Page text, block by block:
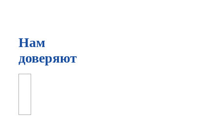
Нам
доверяют